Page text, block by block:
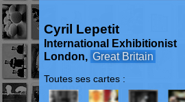
Cyril Lepetit
International Exhibitionist
London, Great Britain
Toutes ses cartes :